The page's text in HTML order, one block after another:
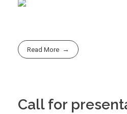
Read More
Call for